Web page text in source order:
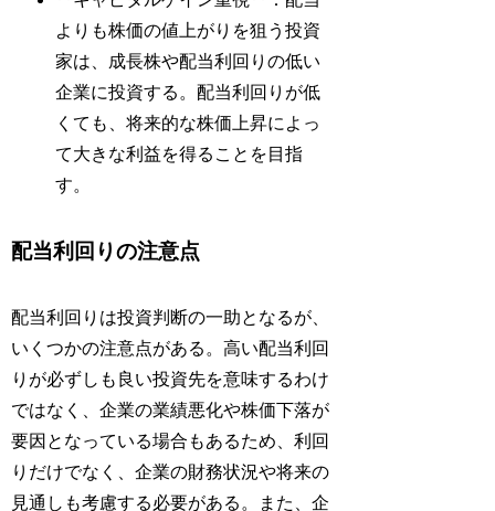
よりも株価の値上がりを狙う投資
家は、成長株や配当利回りの低い
企業に投資する。配当利回りが低
くても、将来的な株価上昇によっ
て大きな利益を得ることを目指
す。
配当利回りの注意点
配当利回りは投資判断の一助となるが、
いくつかの注意点がある。高い配当利回
りが必ずしも良い投資先を意味するわけ
ではなく、企業の業績悪化や株価下落が
要因となっている場合もあるため、利回
りだけでなく、企業の財務状況や将来の
見通しも考慮する必要がある。また、企